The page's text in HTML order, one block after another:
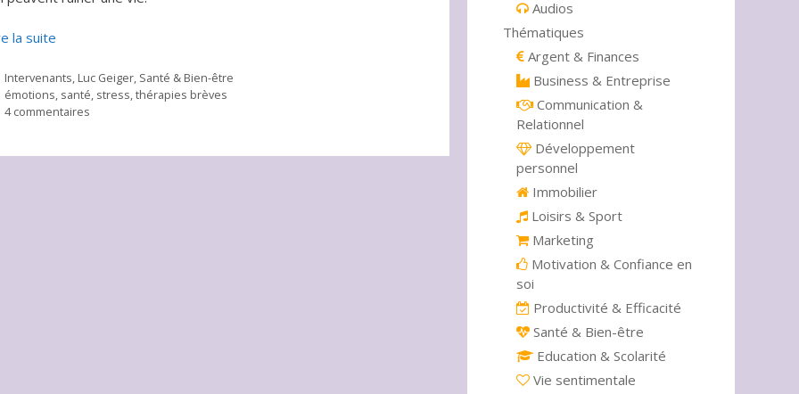
la suite
Catégories
Intervenants, Luc Geiger, Santé & Bien-être
Étiquettes
émotions, santé, stress,thérapies brèves
4 commentaires
Audios
Thématiques
Argent & Finances
Business & Entreprise
Communication &
Relationnel
Développement
personnel
Immobilier
Loisirs & Sport
Marketing
Motivation & Confiance en
soi
Productivité & Efficacité
Santé & Bien-être
Education & Scolarité
Vie sentimentale